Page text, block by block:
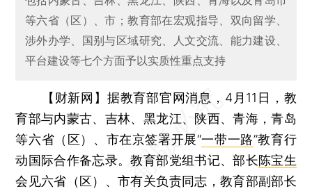
等六省（区）、市；教育部在宏观指导、双向留学、
涉外办学、国别与区域研究、人文交流、能力建设、
平台建设等七个方面予以实质性重点支持
【财新网】 据教育部官网消息，4月11日，教
育部与内蒙古、吉林、黑龙江、陕西、青海，青岛
等六省（区）、市在京签署开展“一带一路”教育行
动国际合作备忘录。教育部党组书记、部长陈宝生
会见六省（区）、市有关负责同志，教育部副部长